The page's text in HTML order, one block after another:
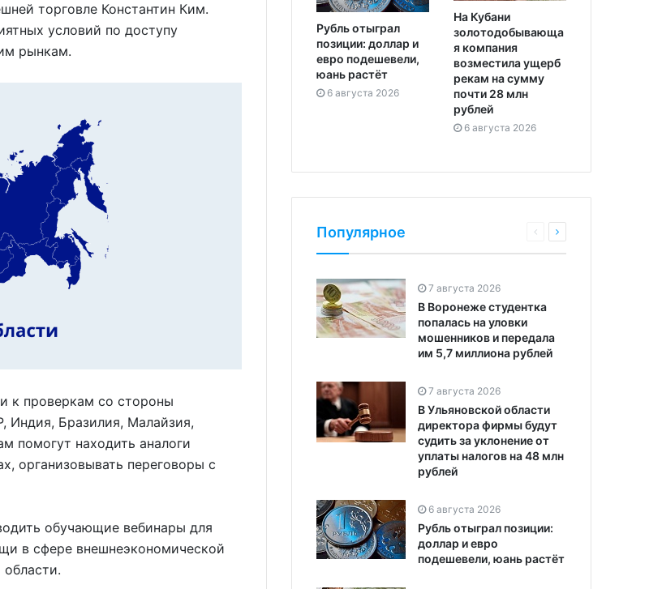
торговле Константин Ким.
условий по доступу
рынкам.
к проверкам со стороны
Индия, Бразилия, Малайзия,
помогут находить аналоги
организовывать переговоры с
обучающие вебинары для
в сфере внешнеэкономической
Рубль отыграл
позиции: доллар и
евро подешевели,
юань растёт
6 августа 2026
На Кубани
золотодобывающа
я компания
возместила ущерб
рекам на сумму
почти 28 млн
рублей
6 августа 2026
Популярное
7 августа 2026
В Воронеже студентка
попалась на уловки
мошенников и передала
им 5,7 миллиона рублей
7 августа 2026
В Ульяновской области
директора фирмы будут
судить за уклонение от
уплаты налогов на 48 млн
рублей
6 августа 2026
Рубль отыграл позиции:
доллар и евро
подешевели, юань растёт